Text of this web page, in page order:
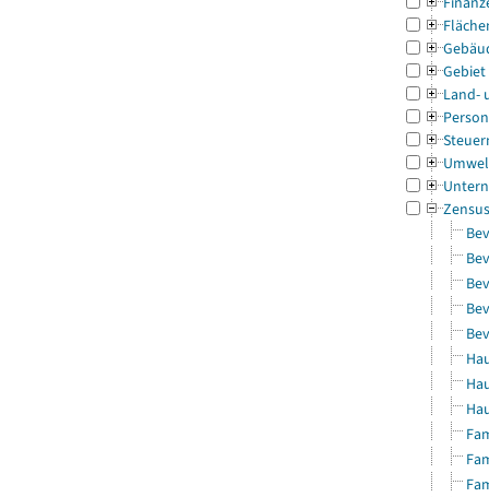
Gebiet
Land-
Zensus